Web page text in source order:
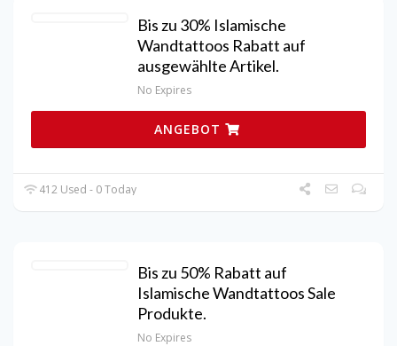
Bis zu 30% Islamische
Wandtattoos Rabatt auf
ausgewählte Artikel.
No Expires
ANGEBOT
412 Used - 0 Today
Bis zu 50% Rabatt auf
Islamische Wandtattoos Sale
Produkte.
No Expires